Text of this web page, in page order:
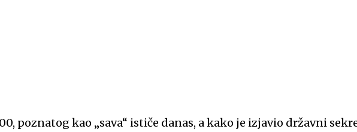
poznatog kao „sava“ ističe danas, a kako je izjavio državni